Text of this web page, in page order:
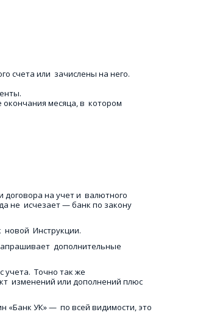
счета или  зачислены на него.
месяца, в  котором
договора на учет и  валютного
не  исчезает — банк по закону
Инструкции.
дополнительные
учета.  Точно так же
изменений или дополнений плюс
«Банк УК» —  по всей видимости, это